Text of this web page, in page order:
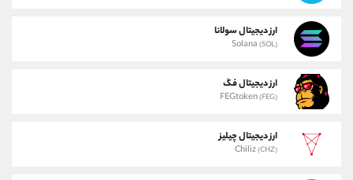
ارز دیجیتال سولانا
Solana (SOL)
ارز دیجیتال فگ
FEGtoken(FEG)
ارز دیجیتال چیلیز
Chiliz(CHZ)